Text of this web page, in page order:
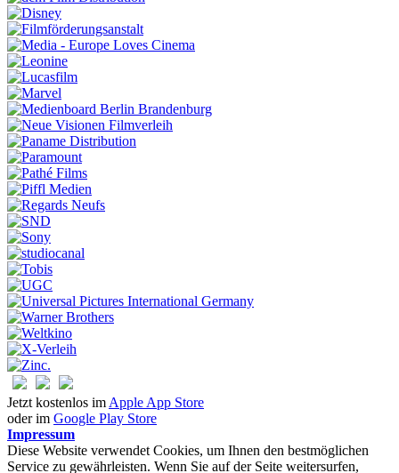
Jetzt kostenlos im Apple App Store
oder im Google Play Store
Impressum
Diese Website verwendet Cookies, um Ihnen den bestmöglichen
Service zu gewährleisten. Wenn Sie auf der Seite weitersurfen,